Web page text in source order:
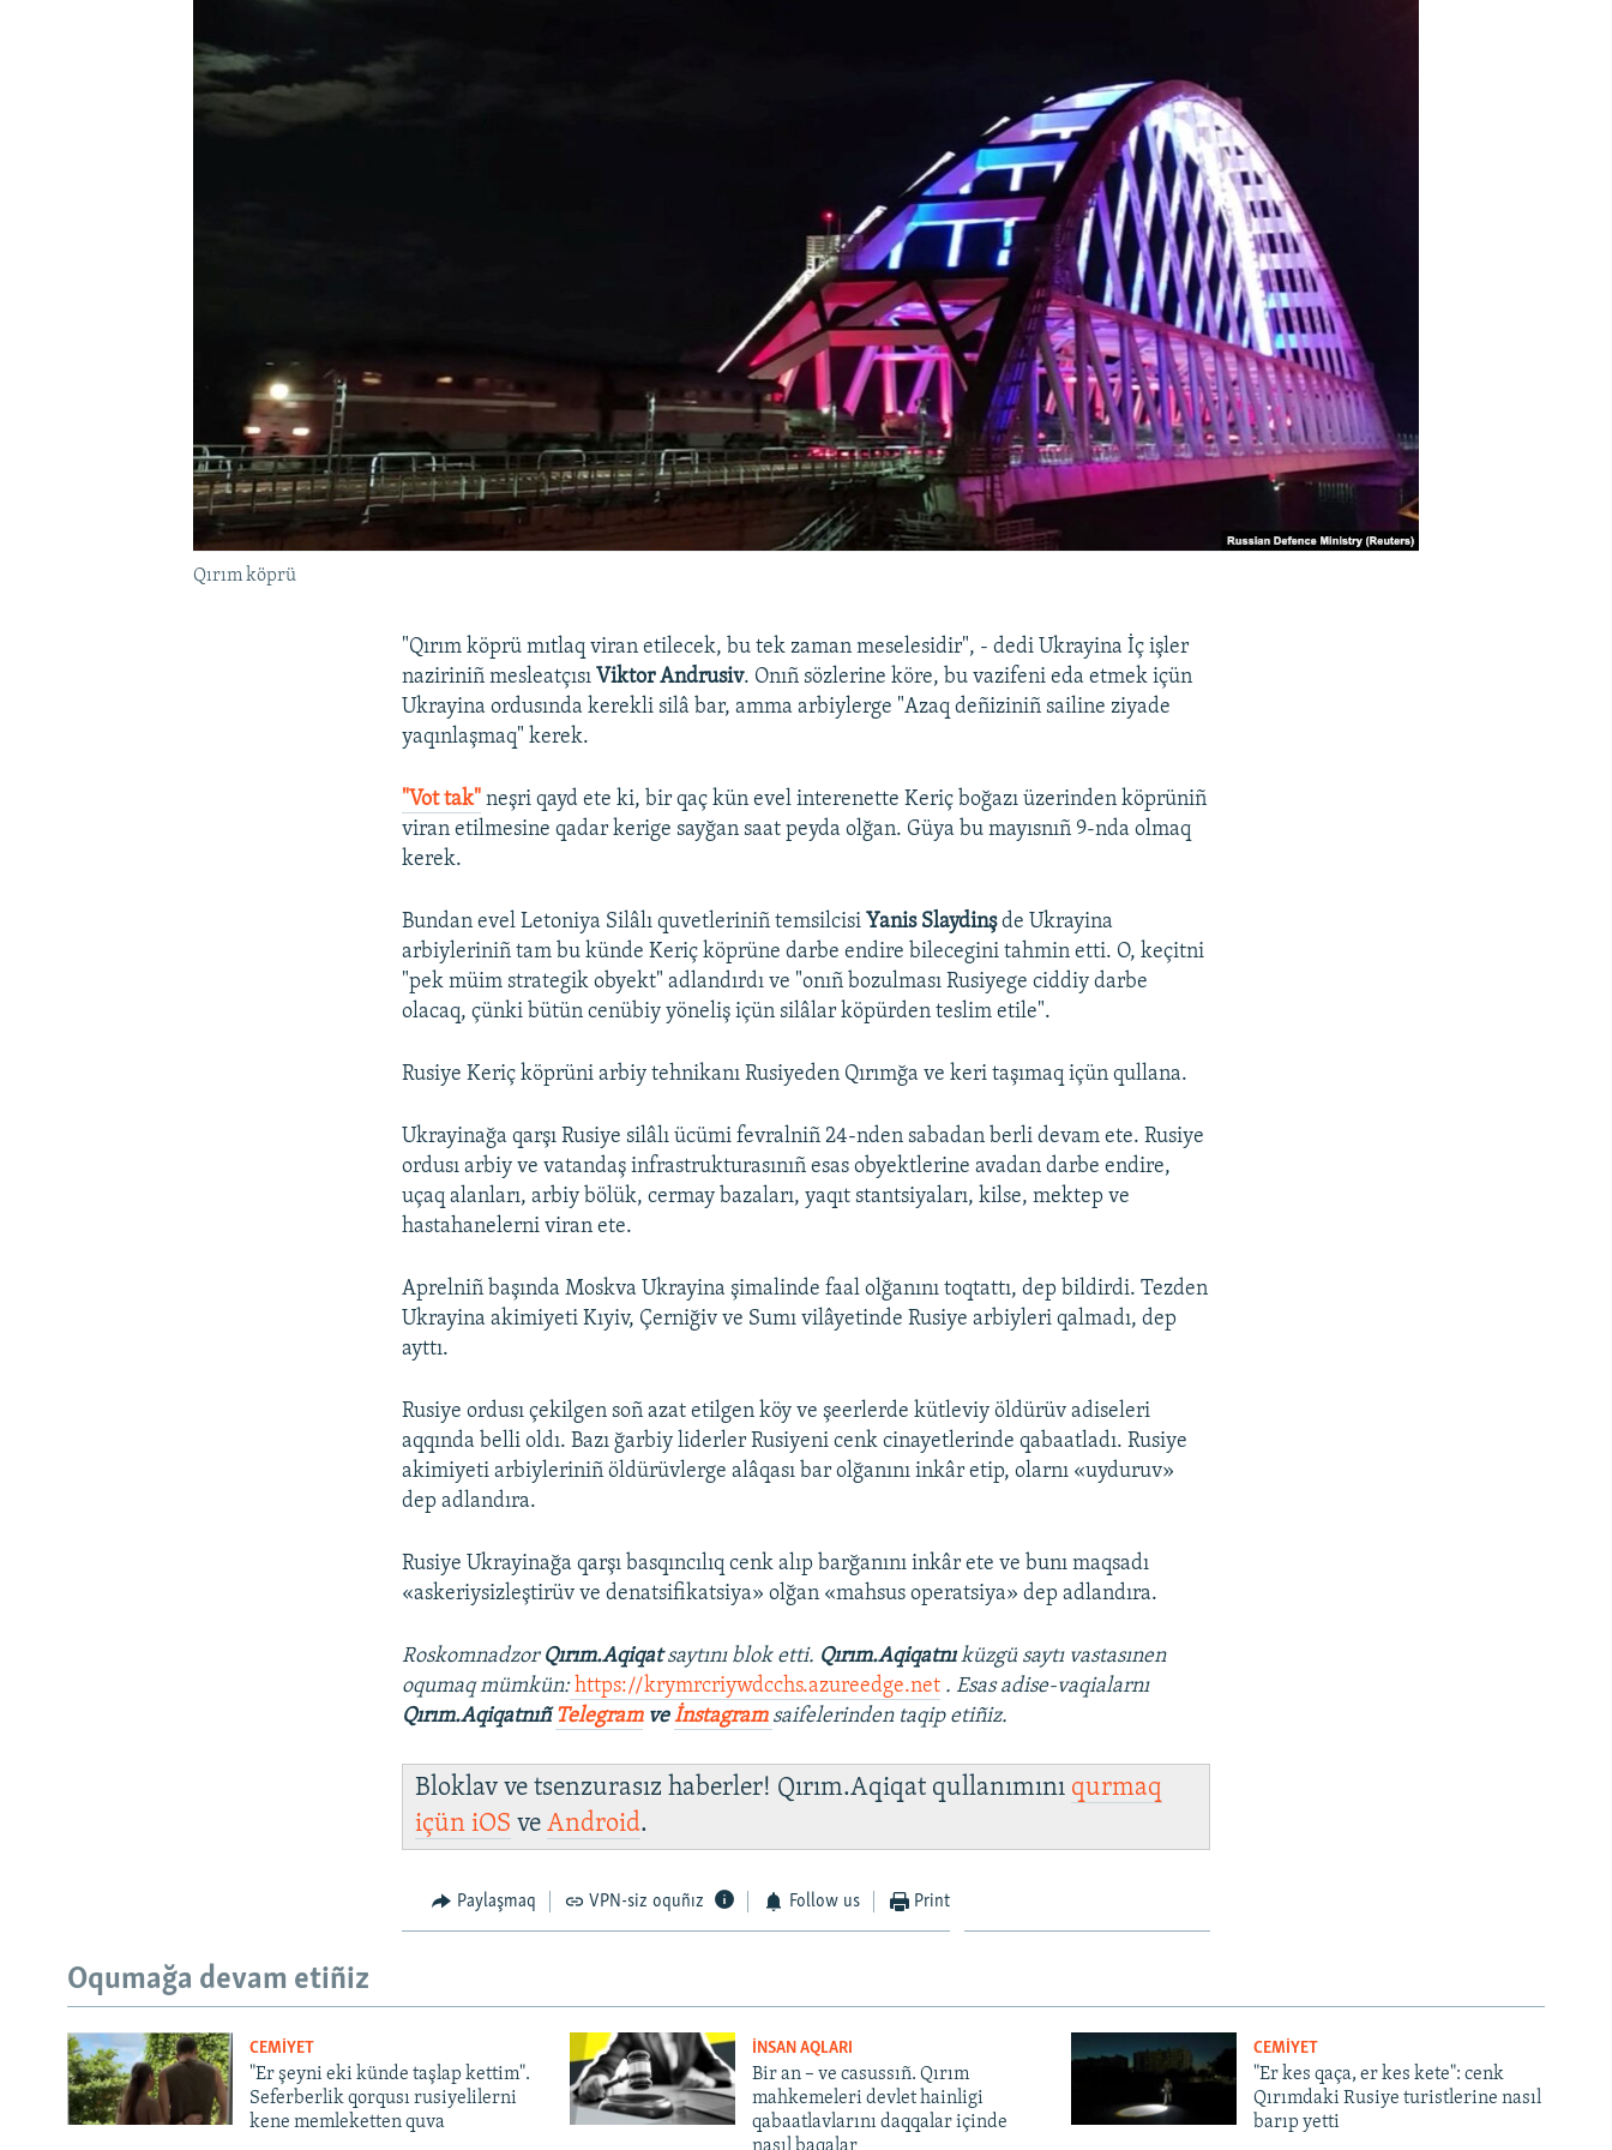
Qırım köprü
"Qırım köprü mıtlaq viran etilecek, bu tek zaman meselesidir", - dedi Ukrayina İç işler
naziriniñ mesleatçısı Viktor Andrusiv. Onıñ sözlerine köre, bu vazifeni eda etmek içün
Ukrayina ordusında kerekli silâ bar, amma arbiylerge "Azaq deñiziniñ sailine ziyade
yaqınlaşmaq" kerek.
"Vot tak" neşri qayd ete ki, bir qaç kün evel interenette Keriç boğazı üzerinden köprüniñ
viran etilmesine qadar kerige sayğan saat peyda olğan. Güya bu mayısnıñ 9-nda olmaq
kerek.
Bundan evel Letoniya Silâlı quvetleriniñ temsilcisi Yanis Slaydinşde Ukrayina
arbiyleriniñ tam bu künde Keriç köprüne darbe endire bilecegini tahmin etti. O, keçitni
"pek müim strategik obyekt" adlandırdı ve "onıñ bozulması Rusiyege ciddiy darbe
olacaq, çünki bütün cenübiy yöneliş içün silâlar köpürden teslim etile".
Rusiye Keriç köprüni arbiy tehnikanı Rusiyeden Qırımğa ve keri taşımaq içün qullana.
Ukrayinağa qarşı Rusiye silâlı ücümi fevralniñ 24-nden sabadan berli devam ete. Rusiye
ordusı arbiy ve vatandaş infrastrukturasınıñ esas obyektlerine avadan darbe endire,
uçaq alanları, arbiy bölük, cermay bazaları, yaqıt stantsiyaları, kilse, mektep ve
hastahanelerni viran ete.
Aprelniñ başında Moskva Ukrayina şimalinde faal olğanını toqtattı, dep bildirdi. Tezden
Ukrayina akimiyeti Kıyiv, Çerniğiv ve Sumı vilâyetinde Rusiye arbiyleri qalmadı, dep
ayttı.
Rusiye ordusı çekilgen soñ azat etilgen köy ve şeerlerde kütleviy öldürüv adiseleri
aqqında belli oldı. Bazı ğarbiy liderler Rusiyeni cenk cinayetlerinde qabaatladı. Rusiye
akimiyeti arbiyleriniñ öldürüvlerge alâqası bar olğanını inkâr etip, olarnı «uyduruv»
dep adlandıra.
Rusiye Ukrayinağa qarşı basqıncılıq cenk alıp barğanını inkâr ete ve bunı maqsadı
«askeriysizleştirüv ve denatsifikatsiya» olğan «mahsus operatsiya» dep adlandıra.
Roskomnadzor Qırım.Aqiqatsaytını blok etti. Qırım.Aqiqatnıküzgü saytı vastasınen
oqumaq mümkün: https://krymrcriywdcchs.azureedge.net . Esas adise-vaqialarnı
Qırım.AqiqatnıñTelegramveİnstagram saifelerinden taqip etiñiz.
Bloklav ve tsenzurasız haberler! Qırım.Aqiqat qullanımını qurmaq
içüniOS veAndroid.
Paylaşmaq VPN-siz oquñız Follow us Print
Oqumağa devam etiñiz
CEMİYET
"Er şeyni eki künde taşlap kettim".
Seferberlik qorqusı rusiyelilerni
kene memleketten quva
İNSAN AQLARI
Bir an – ve casussıñ. Qırım
mahkemeleri devlet hainligi
qabaatlavlarını daqqalar içinde
nasıl baqalar
CEMİYET
"Er kes qaça, er kes kete": cenk
Qırımdaki Rusiye turistlerine nasıl
barıp yetti